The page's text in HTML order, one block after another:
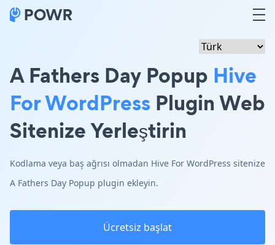
A Fathers Day Popup Hive
For WordPress Plugin Web
Sitenize Yerleştirin
Kodlama veya baş ağrısı olmadan Hive For WordPress sitenize
A Fathers Day Popup plugin ekleyin.
Ücretsiz başlat